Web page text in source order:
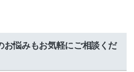
お悩みもお気軽にご相談くだ